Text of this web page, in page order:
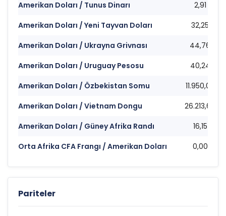
Amerikan Doları / Tunus Dinarı
2,91
Amerikan Doları / Yeni Tayvan Doları
32,25
Amerikan Doları / Ukrayna Grivnası
44,76
Amerikan Doları / Uruguay Pesosu
40,24
Amerikan Doları / Özbekistan Somu
11.950,00
Amerikan Doları / Vietnam Dongu
26.213,64
Amerikan Doları / Güney Afrika Randı
16,15
Orta Afrika CFA Frangı / Amerikan Doları
0,00
Pariteler